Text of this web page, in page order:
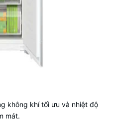
không khí tối ưu và nhiệt độ
mát.